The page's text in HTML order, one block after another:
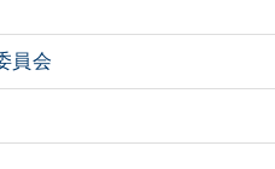
員会